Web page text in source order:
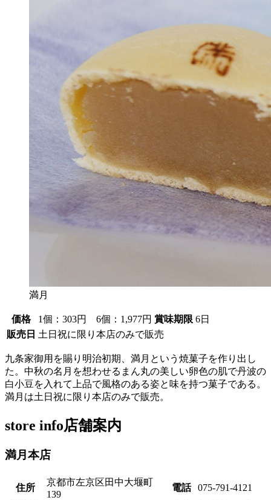
満月
価格 1個：303円 6個：1,977円 賞味期限 6日
販売日 土日祝に限り本店のみで販売
九条家御用を賜り明治初期、満月という焼菓子を作り出し
た。中秋の名月を想わせるまん丸の美しい卵色の肌で丹波の
白小豆を入れて上品で風格のある姿と味を持つ菓子である。
満月は土日祝に限り本店のみで販売。
store info店舗案内
満月本店
住所
京都市左京区田中大堰町
139
電話
075-791-4121